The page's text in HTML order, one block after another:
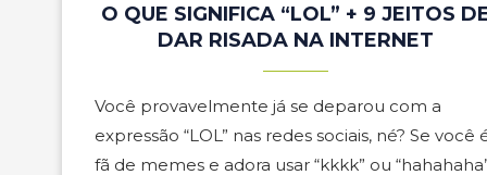
O QUE SIGNIFICA “LOL” + 9 JEITOS
DAR RISADA NA INTERNET
Você provavelmente já se deparou com a
expressão “LOL” nas redes sociais, né? Se você
fã de memes e adora usar “kkkk” ou